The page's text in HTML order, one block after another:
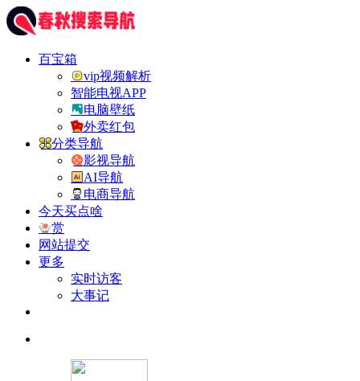
百宝箱
vip视频解析
智能电视APP
电脑壁纸
外卖红包
分类导航
影视导航
AI导航
电商导航
今天买点啥
赏
网站提交
更多
实时访客
大事记